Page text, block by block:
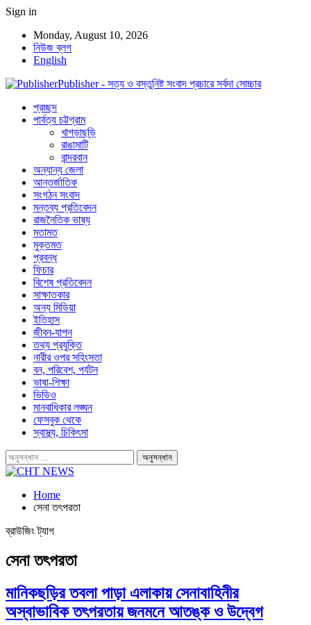
Sign in
Monday, August 10, 2026
নিউজ ব্লগ
English
Publisher - সত্য ও বস্তুনিষ্ট সংবাদ প্রচারে সর্বদা সোচ্চার
প্রচ্ছদ
পার্বত্য চট্টগ্রাম
খাগড়াছড়ি
রাঙামাটি
বান্দরবান
অন্যান্য জেলা
আন্তর্জাতিক
সংগঠন সংবাদ
মন্তব্য প্রতিবেদন
রাজনৈতিক ভাষ্য
মতামত
মুক্তমত
প্রবন্ধ
ফিচার
বিশেষ প্রতিবেদন
সাক্ষাতকার
অন্য মিডিয়া
ইতিহাস
জীবন-যাপন
তথ্য প্রযুক্তি
নারীর ওপর সহিংসতা
বন, পরিবেশ, পর্যটন
ভাষা-শিক্ষা
ভিডিও
মানবাধিকার লঙ্ঘন
ফেসবুক থেকে
স্বাস্থ্য, চিকিৎসা
Home
সেনা তৎপরতা
ব্রাউজিং ট্যাগ
সেনা তৎপরতা
মানিকছড়ির তবলা পাড়া এলাকায় সেনাবাহিনীর
অস্বাভাবিক তৎপরতায় জনমনে আতঙ্ক ও উদ্বেগ